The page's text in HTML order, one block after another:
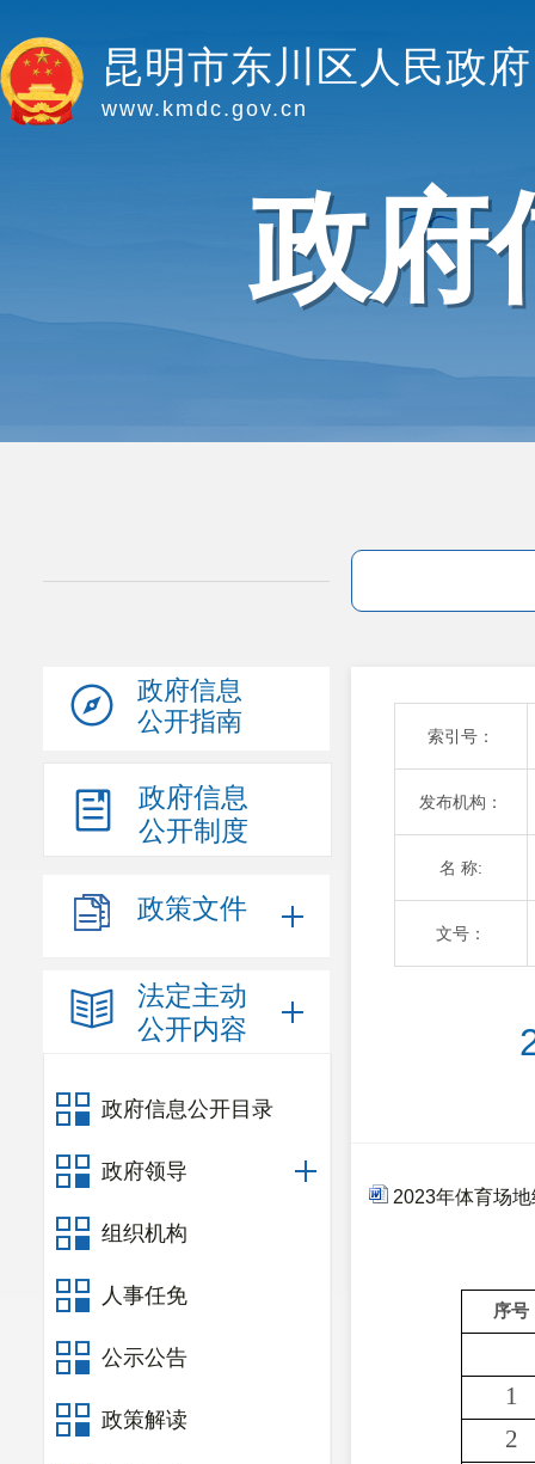
昆明市东川区人民政府
www.kmdc.gov.cn
政府
政府信息
公开指南
政府信息
公开制度
政策文件
法定主动
公开内容
政府信息公开目录
政府领导
组织机构
人事任免
公示公告
政策解读
索引号：
发布机构：
名 称:
文号：
2023年体育场
序号
1
2